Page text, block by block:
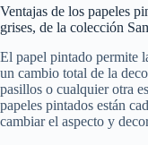
Ventajas de los papeles
grises, de la colección
El papel pintado permite
un cambio total de la
pasillos o cualquier otra
papeles pintados están
cambiar el aspecto y